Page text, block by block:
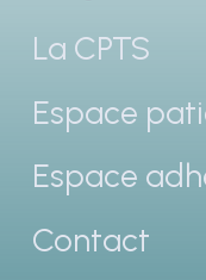
La CPTS
Espace
Espace
Contact